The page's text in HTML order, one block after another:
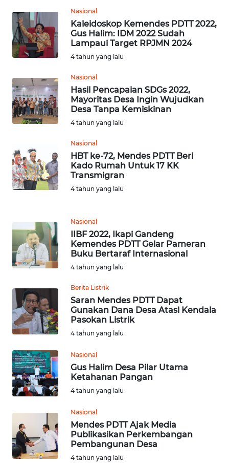
Nasional
Kaleidoskop Kemendes PDTT 2022,
Gus Halim: IDM 2022 Sudah
Lampaui Target RPJMN 2024
4 tahun yang lalu
Nasional
Hasil Pencapaian SDGs 2022,
Mayoritas Desa Ingin Wujudkan
Desa Tanpa Kemiskinan
4 tahun yang lalu
Nasional
HBT ke-72, Mendes PDTT Beri
Kado Rumah Untuk 17 KK
Transmigran
4 tahun yang lalu
Nasional
IIBF 2022, Ikapi Gandeng
Kemendes PDTT Gelar Pameran
Buku Bertaraf Internasional
4 tahun yang lalu
Berita Listrik
Saran Mendes PDTT Dapat
Gunakan Dana Desa Atasi Kendala
Pasokan Listrik
4 tahun yang lalu
Nasional
Gus Halim Desa Pilar Utama
Ketahanan Pangan
4 tahun yang lalu
Nasional
Mendes PDTT Ajak Media
Publikasikan Perkembangan
Pembangunan Desa
4 tahun yang lalu
WN
KALTARA
KALSEL
WN
KALTIM
WN
SULSEL
WN
WN
SULUT
WN
MALUKU
WN
MALUT
WN
WN
DANAU
TOBA
WN
NIAS
WN